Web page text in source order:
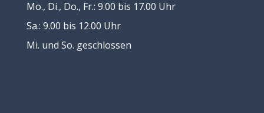
Mo., Di., Do., Fr.: 9.00 bis 17.00 Uhr
Sa.: 9.00 bis 12.00 Uhr
Mi. und So. geschlossen